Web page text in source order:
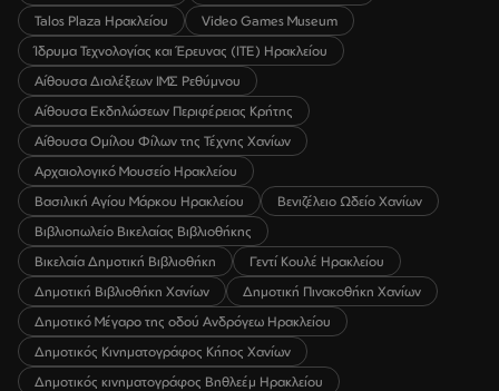
Talos Plaza Ηρακλείου
Video Games Museum
Ίδρυμα Τεχνολογίας και Έρευνας (ΙΤΕ) Ηρακλείου
Αίθουσα Διαλέξεων ΙΜΣ Ρεθύμνου
Αίθουσα Εκδηλώσεων Περιφέρειας Κρήτης
Αίθουσα Ομίλου Φίλων της Τέχνης Χανίων
Αρχαιολογικό Μουσείο Ηρακλείου
Βασιλική Αγίου Μάρκου Ηρακλείου
Βενιζέλειο Ωδείο Χανίων
Βιβλιοπωλείο Βικελαίας Βιβλιοθήκης
Βικελαία Δημοτική Βιβλιοθήκη
Γεντί Κουλέ Ηρακλείου
Δημοτική Βιβλιοθήκη Χανίων
Δημοτική Πινακοθήκη Χανίων
Δημοτικό Μέγαρο της οδού Ανδρόγεω Ηρακλείου
Δημοτικός Κινηματογράφος Κήπος Χανίων
Δημοτικός κινηματογράφος Βηθλεέμ Ηρακλείου